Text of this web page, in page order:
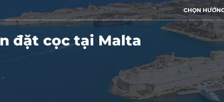
CHỌN
đặt cọc tại Malta